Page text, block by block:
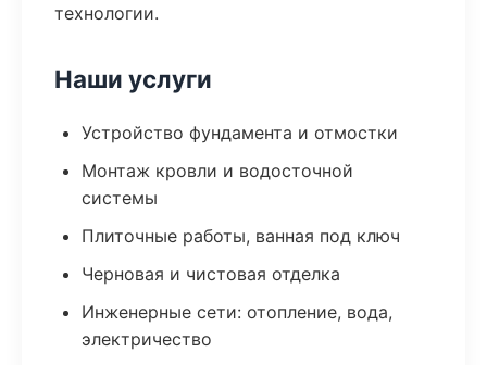
технологии.
Наши услуги
Устройство фундамента и отмостки
Монтаж кровли и водосточной
системы
Плиточные работы, ванная под ключ
Черновая и чистовая отделка
Инженерные сети: отопление, вода,
электричество